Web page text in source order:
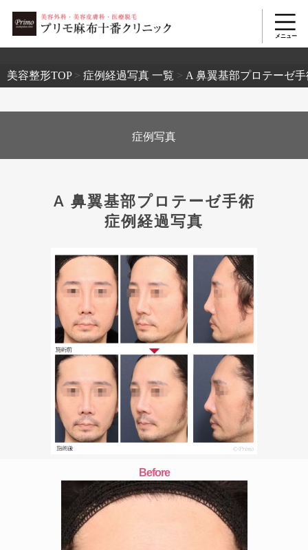
美容整形TOP> 症例経過写真 一覧 > A 鼻翼基部プロテーゼ
症例写真
A 鼻翼基部プロテーゼ手術
症例経過写真
Before